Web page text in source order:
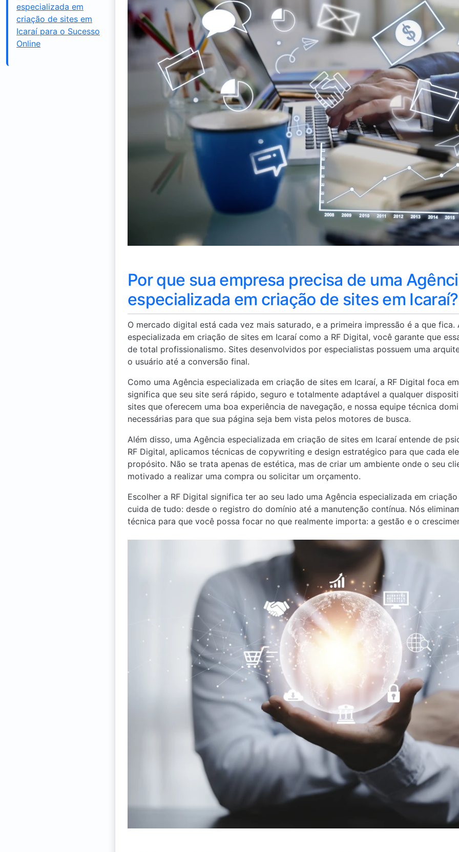
especializada em
criação de sites em
Icaraí para o Sucesso
Online
Por que sua empresa precisa de uma
especializada em criação de sites em Icaraí?
O mercado digital está cada vez mais saturado, e a primeira impressão é a que
especializada em criação de sites em Icaraí como a RF Digital, você garante que
de total profissionalismo. Sites desenvolvidos por especialistas possuem uma
o usuário até a conversão final.
Como uma Agência especializada em criação de sites em Icaraí, a RF Digital foca
significa que seu site será rápido, seguro e totalmente adaptável a qualquer
sites que oferecem uma boa experiência de navegação, e nossa equipe técnica
necessárias para que sua página seja bem vista pelos motores de busca.
Além disso, uma Agência especializada em criação de sites em Icaraí entende de
RF Digital, aplicamos técnicas de copywriting e design estratégico para que cada
propósito. Não se trata apenas de estética, mas de criar um ambiente onde o seu
motivado a realizar uma compra ou solicitar um orçamento.
Escolher a RF Digital significa ter ao seu lado uma Agência especializada em
cuida de tudo: desde o registro do domínio até a manutenção contínua. Nós
técnica para que você possa focar no que realmente importa: a gestão e o